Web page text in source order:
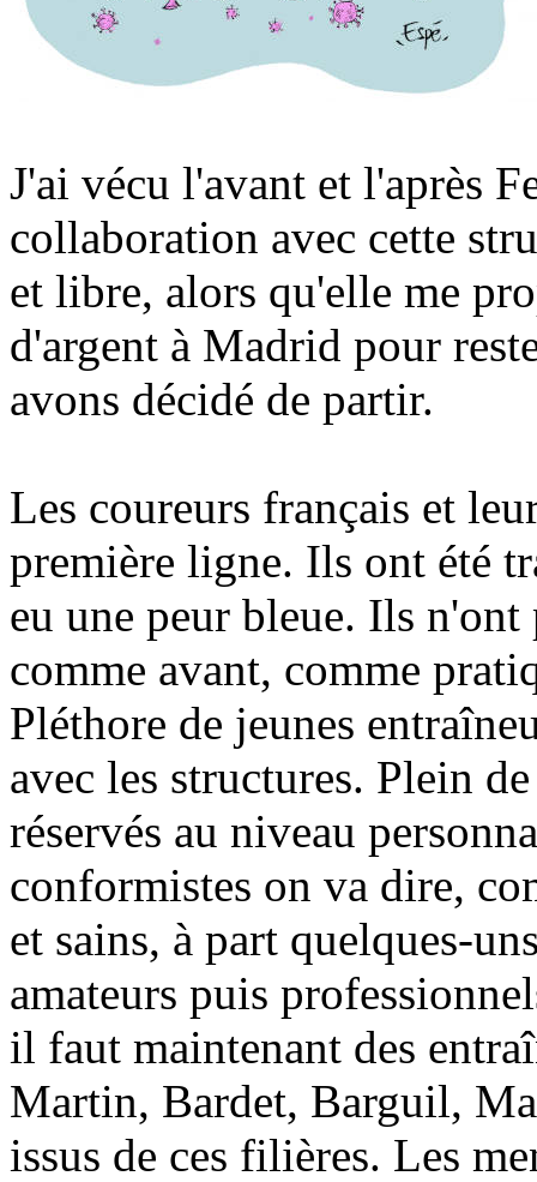
J'ai vécu l'avant et l'après
collaboration avec cette
et libre, alors qu'elle me
d'argent à Madrid pour
avons décidé de partir.
Les coureurs français et
première ligne. Ils ont été
eu une peur bleue. Ils
comme avant, comme
Pléthore de jeunes
avec les structures. Plein
réservés au niveau
conformistes on va dire,
et sains, à part quelques-
amateurs puis
il faut maintenant des
Martin, Bardet, Barguil,
issus de ces filières. Les